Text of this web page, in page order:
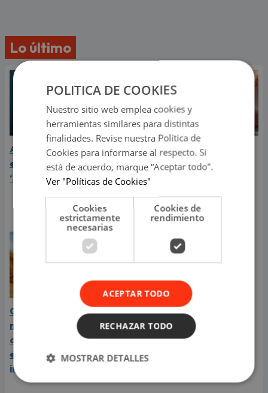
Lo último
Aria Vega conquista con
el lanzamiento de
‘Tototo (+4)’
¿Greeicy está
embarazada de su
segundo hijo? Mike Bahía
video
Carín León está en el
mejor momento de su
carrera y llega a Lima en
el año de su consagración
internacional
POLITICA DE COOKIES
Nuestro sitio web emplea cookies y
herramientas similares para distintas
finalidades. Revise nuestra Política de
Cookies para informarse al respecto. Si
está de acuerdo, marque “Aceptar todo".
Ver "Políticas de Cookies"
Cookies
estrictamente
necesarias
Cookies de
rendimiento
ACEPTAR TODO
RECHAZAR TODO
MOSTRAR DETALLES